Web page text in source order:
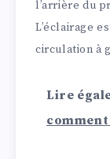
l’arrière du
L’éclairage
circulation à
Lire